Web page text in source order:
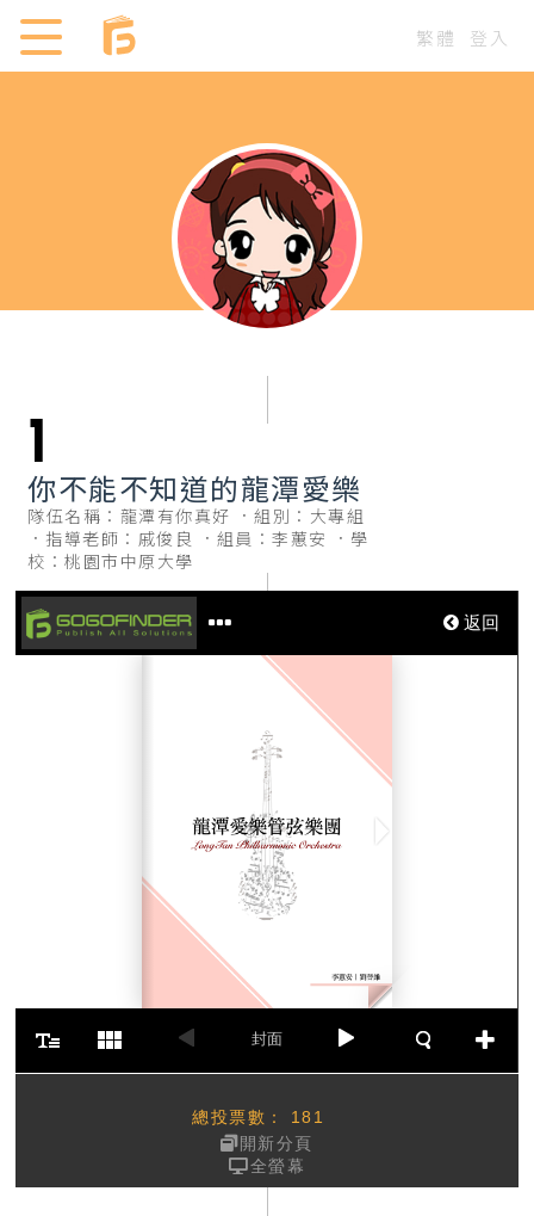
繁體 登入
1
你不能不知道的龍潭愛樂
隊伍名稱：龍潭有你真好
組別：大專組
指導老師：戚俊良
組員：李蕙安
學
校：桃園市中原大學
總投票數：
181
開新分頁
全螢幕